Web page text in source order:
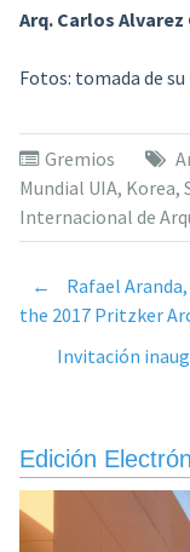
Arq. Carlos Alvarez
Fotos: tomada de
Gremios
Mundial UIA, Korea,
Internacional de
Post
←
Rafael
the 2017 Pritzker
Invitación
Edición